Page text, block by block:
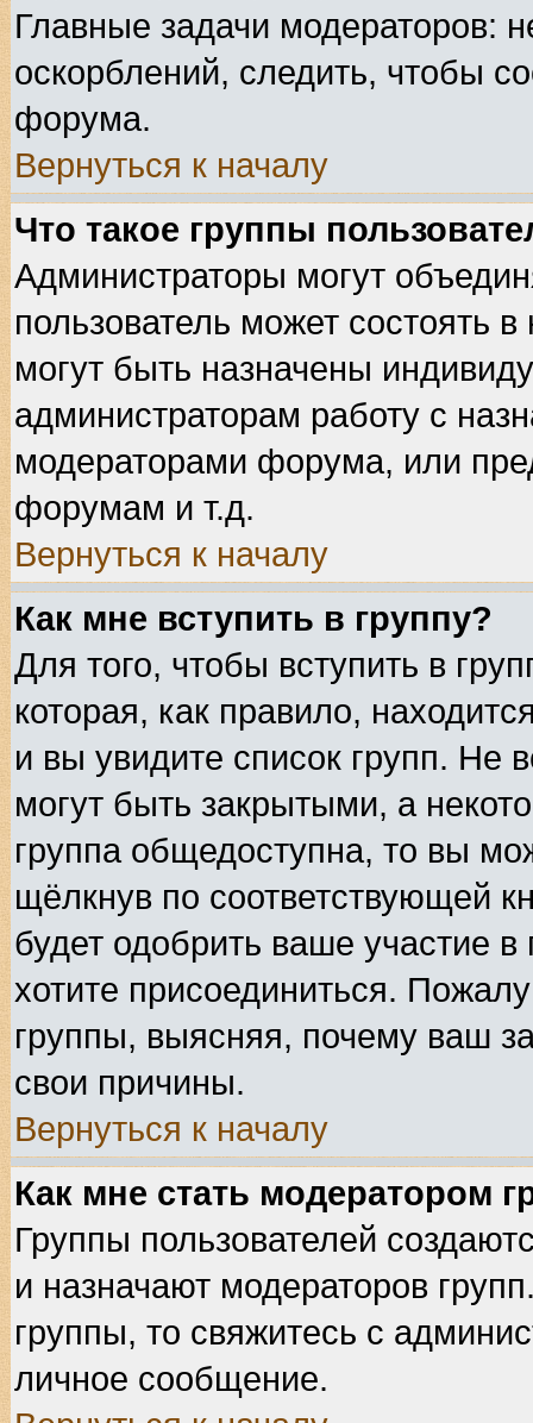
Главные задачи модераторов:
оскорблений, следить, чтобы
форума.
Вернуться к началу
Что такое группы
Администраторы могут
пользователь может состоять
могут быть назначены
администраторам работу с
модераторами форума, или
форумам и т.д.
Вернуться к началу
Как мне вступить в группу?
Для того, чтобы вступить в
которая, как правило,
и вы увидите список групп. Не
могут быть закрытыми, а
группа общедоступна, то вы
щёлкнув по соответствующей
будет одобрить ваше участие
хотите присоединиться.
группы, выясняя, почему ваш
свои причины.
Вернуться к началу
Как мне стать модератором
Группы пользователей
и назначают модераторов
группы, то свяжитесь с
личное сообщение.